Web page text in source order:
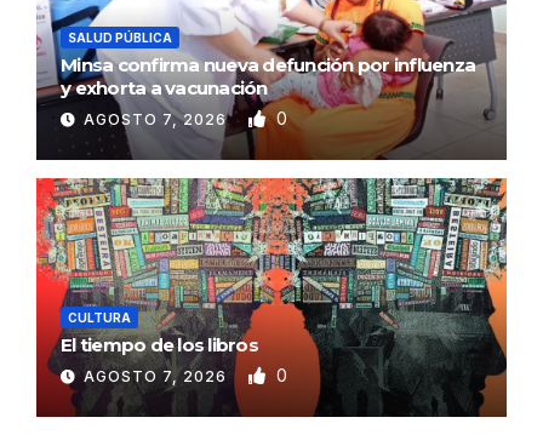
SALUD PÚBLICA
Minsa confirma nueva defunción por influenza
y exhorta a vacunación
AGOSTO 7, 2026 0
CULTURA
El tiempo de los libros
AGOSTO 7, 2026 0